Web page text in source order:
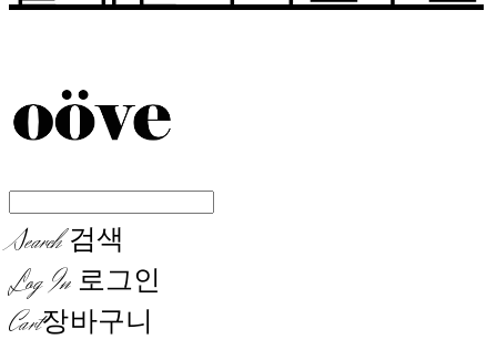
Search검색
Log In 로그인
Cart장바구니